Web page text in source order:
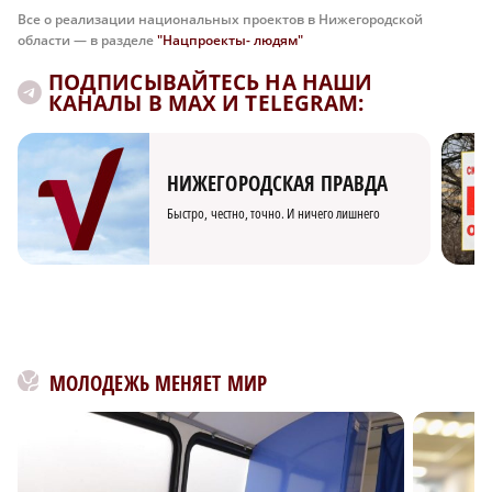
Все о реализации национальных проектов в Нижегородской
области — в разделе"Нацпроекты- людям"
ПОДПИСЫВАЙТЕСЬ НА НАШИ
КАНАЛЫ В MAX И TELEGRAM:
НИЖЕГОРОДСКАЯ ПРАВДА
Быстро, честно, точно. И ничего лишнего
МОЛОДЕЖЬ МЕНЯЕТ МИР